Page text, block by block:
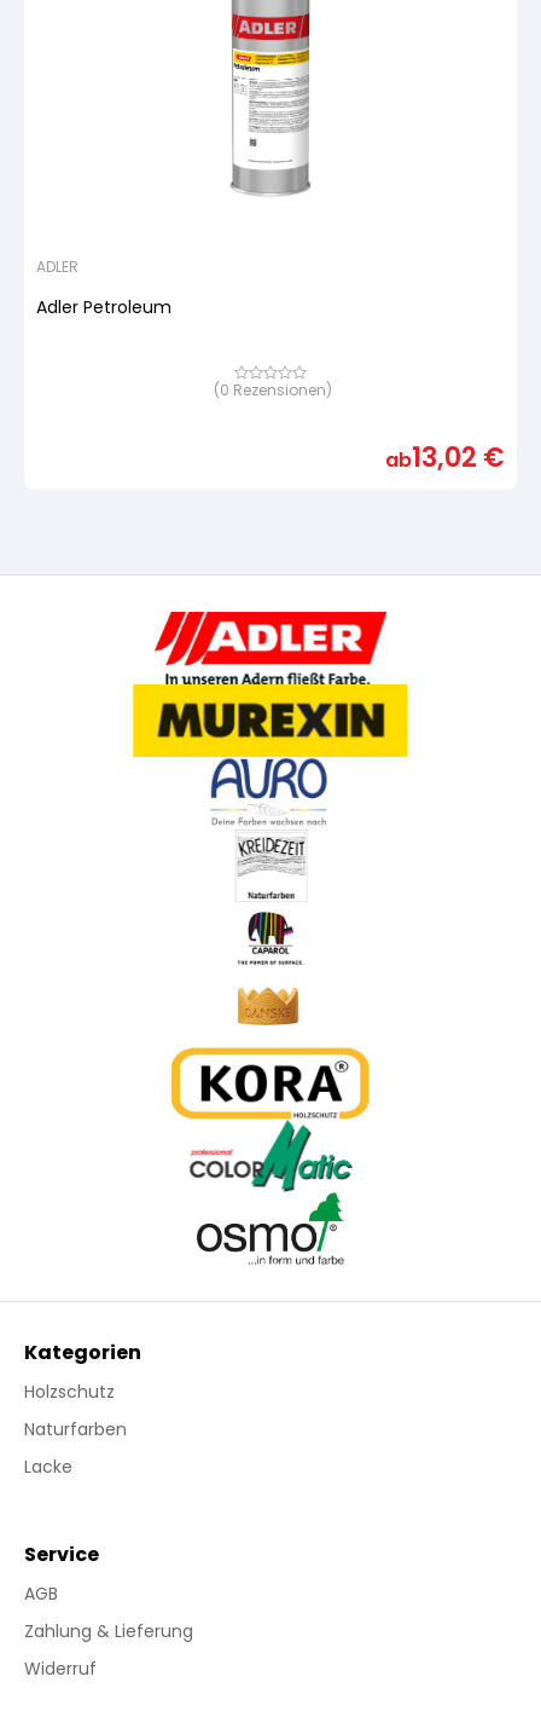
ADLER
Adler Petroleum
Bewertet
(0 Rezensionen)
ab13,02 €
Kategorien
Holzschutz
Naturfarben
Lacke
Service
AGB
Zahlung & Lieferung
Widerruf